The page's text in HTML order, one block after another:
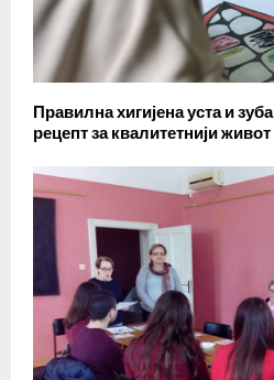
Правилна хигијена уста и зуба
рецепт за квалитетнији живот